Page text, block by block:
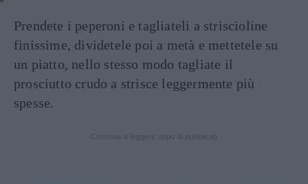
Prendete i peperoni e tagliateli a striscioline
finissime, dividetele poi a metà e mettetele su
un piatto, nello stesso modo tagliate il
prosciutto crudo a strisce leggermente più
spesse.